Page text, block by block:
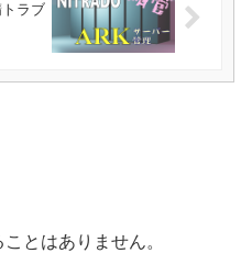
ラブ
とはありません。